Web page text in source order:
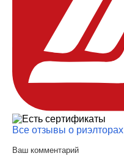
Все отзывы о риэлторах
Ваш комментарий